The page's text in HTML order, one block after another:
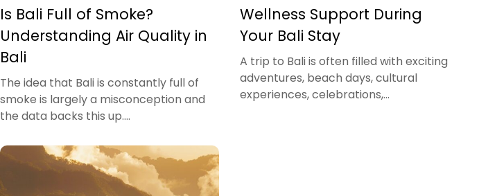
Is Bali Full of Smoke?
Understanding Air Quality in
Bali
The idea that Bali is constantly full of
smoke is largely a misconception and
the data backs this up....
Wellness Support During
Your Bali Stay
A trip to Bali is often filled with exciting
adventures, beach days, cultural
experiences, celebrations,...